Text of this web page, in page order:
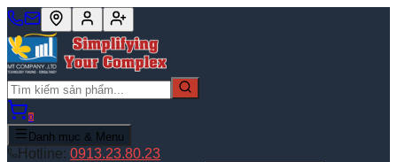
0
Danh mục & Menu
Hotline: 0913.23.80.23